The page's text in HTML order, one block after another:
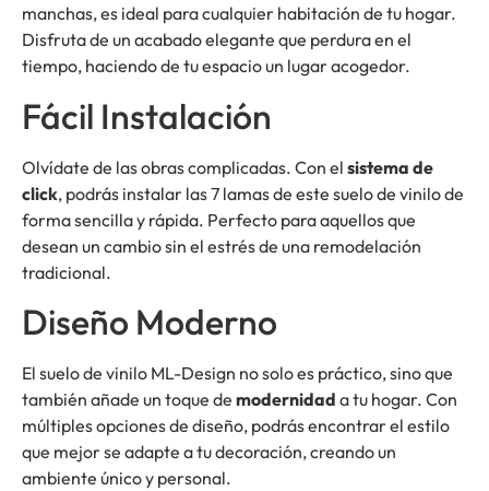
manchas, es ideal para cualquier habitación de tu hogar.
Disfruta de un acabado elegante que perdura en el
tiempo, haciendo de tu espacio un lugar acogedor.
Fácil Instalación
Olvídate de las obras complicadas. Con el sistema de
click, podrás instalar las 7 lamas de este suelo de vinilo de
forma sencilla y rápida. Perfecto para aquellos que
desean un cambio sin el estrés de una remodelación
tradicional.
Diseño Moderno
El suelo de vinilo ML-Design no solo es práctico, sino que
también añade un toque de modernidad a tu hogar. Con
múltiples opciones de diseño, podrás encontrar el estilo
que mejor se adapte a tu decoración, creando un
ambiente único y personal.